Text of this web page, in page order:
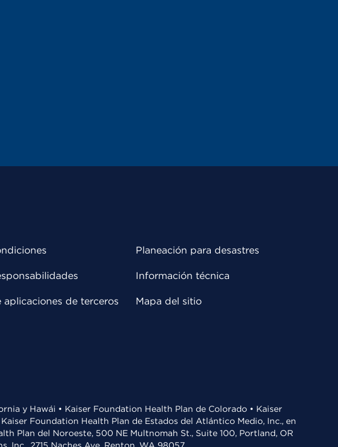
aplicaciones de terceros
Planeación para desastres
Información técnica
Mapa del sitio
y Hawái • Kaiser Foundation Health Plan de Colorado • Kaiser
Foundation Health Plan de Estados del Atlántico Medio, Inc., en
Plan del Noroeste, 500 NE Multnomah St., Suite 100, Portland, OR